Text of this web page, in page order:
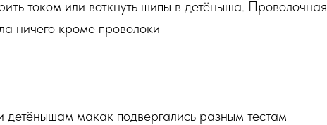
током или воткнуть шипы в детёныша. Проволочная
ничего кроме проволоки
макак подвергались разным тестам